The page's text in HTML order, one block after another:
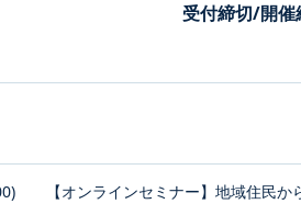
受付締切/開催
【オンラインセミナー】地域住民